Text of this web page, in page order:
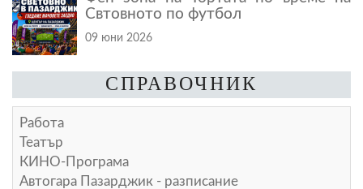
Свтовното по футбол
09 юни 2026
СПРАВОЧНИК
Работа
Театър
КИНО-Програма
Автогара Пазарджик - разписание